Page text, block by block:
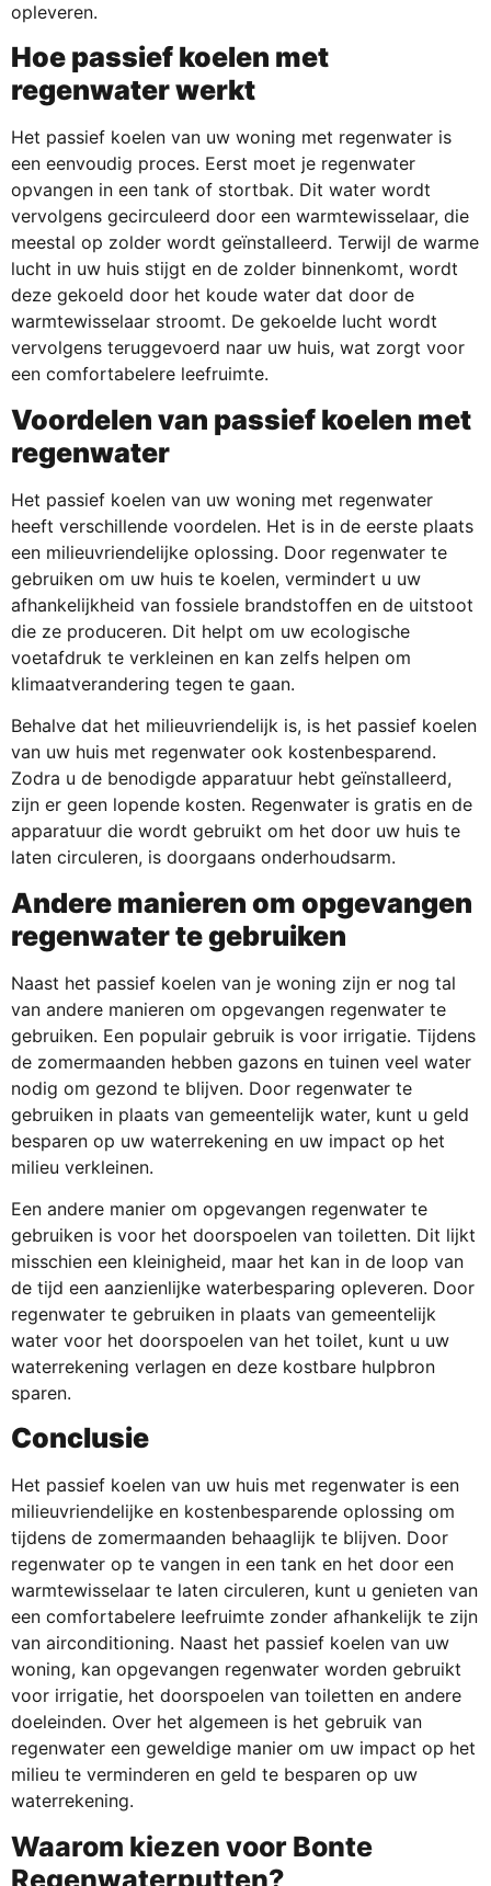
opleveren.
Hoe passief koelen met
regenwater werkt
Het passief koelen van uw woning met regenwater is
een eenvoudig proces. Eerst moet je regenwater
opvangen in een tank of stortbak. Dit water wordt
vervolgens gecirculeerd door een warmtewisselaar, die
meestal op zolder wordt geïnstalleerd. Terwijl de warme
lucht in uw huis stijgt en de zolder binnenkomt, wordt
deze gekoeld door het koude water dat door de
warmtewisselaar stroomt. De gekoelde lucht wordt
vervolgens teruggevoerd naar uw huis, wat zorgt voor
een comfortabelere leefruimte.
Voordelen van passief koelen met
regenwater
Het passief koelen van uw woning met regenwater
heeft verschillende voordelen. Het is in de eerste plaats
een milieuvriendelijke oplossing. Door regenwater te
gebruiken om uw huis te koelen, vermindert u uw
afhankelijkheid van fossiele brandstoffen en de uitstoot
die ze produceren. Dit helpt om uw ecologische
voetafdruk te verkleinen en kan zelfs helpen om
klimaatverandering tegen te gaan.
Behalve dat het milieuvriendelijk is, is het passief koelen
van uw huis met regenwater ook kostenbesparend.
Zodra u de benodigde apparatuur hebt geïnstalleerd,
zijn er geen lopende kosten. Regenwater is gratis en de
apparatuur die wordt gebruikt om het door uw huis te
laten circuleren, is doorgaans onderhoudsarm.
Andere manieren om opgevangen
regenwater te gebruiken
Naast het passief koelen van je woning zijn er nog tal
van andere manieren om opgevangen regenwater te
gebruiken. Een populair gebruik is voor irrigatie. Tijdens
de zomermaanden hebben gazons en tuinen veel water
nodig om gezond te blijven. Door regenwater te
gebruiken in plaats van gemeentelijk water, kunt u geld
besparen op uw waterrekening en uw impact op het
milieu verkleinen.
Een andere manier om opgevangen regenwater te
gebruiken is voor het doorspoelen van toiletten. Dit lijkt
misschien een kleinigheid, maar het kan in de loop van
de tijd een aanzienlijke waterbesparing opleveren. Door
regenwater te gebruiken in plaats van gemeentelijk
water voor het doorspoelen van het toilet, kunt u uw
waterrekening verlagen en deze kostbare hulpbron
sparen.
Conclusie
Het passief koelen van uw huis met regenwater is een
milieuvriendelijke en kostenbesparende oplossing om
tijdens de zomermaanden behaaglijk te blijven. Door
regenwater op te vangen in een tank en het door een
warmtewisselaar te laten circuleren, kunt u genieten van
een comfortabelere leefruimte zonder afhankelijk te zijn
van airconditioning. Naast het passief koelen van uw
woning, kan opgevangen regenwater worden gebruikt
voor irrigatie, het doorspoelen van toiletten en andere
doeleinden. Over het algemeen is het gebruik van
regenwater een geweldige manier om uw impact op het
milieu te verminderen en geld te besparen op uw
waterrekening.
Waarom kiezen voor Bonte
Regenwaterputten?